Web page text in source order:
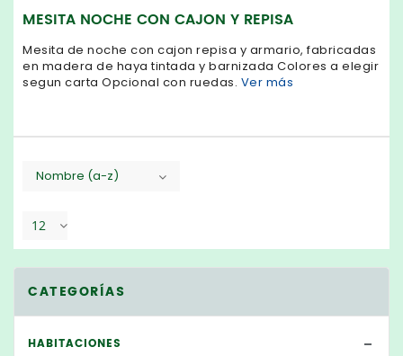
MESITA NOCHE CON CAJON Y REPISA
Mesita de noche con cajon repisa y armario, fabricadas
en madera de haya tintada y barnizada Colores a elegir
segun carta Opcional con ruedas. Ver más
Nombre (a-z)
12
CATEGORÍAS
HABITACIONES